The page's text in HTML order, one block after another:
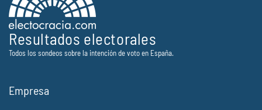
Resultados electorales
Todos los sondeos sobre la intención de voto en España.
Empresa